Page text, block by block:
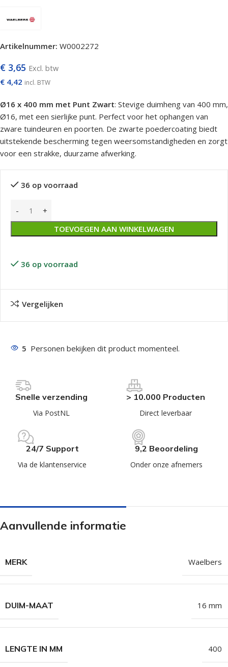
Artikelnummer: W0002272
€ 3,65 Excl. btw
€ 4,42 incl. BTW
Ø16 x 400 mm met Punt Zwart: Stevige duimheng van 400 mm,
Ø16, met een sierlijke punt. Perfect voor het ophangen van
zware tuindeuren en poorten. De zwarte poedercoating biedt
uitstekende bescherming tegen weersomstandigheden en zorgt
voor een strakke, duurzame afwerking.
36 op voorraad
TOEVOEGEN AAN WINKELWAGEN
36 op voorraad
Vergelijken
5 Personen bekijken dit product momenteel.
Snelle verzending
Via PostNL
> 10.000 Producten
Direct leverbaar
24/7 Support
Via de klantenservice
9,2 Beoordeling
Onder onze afnemers
Aanvullende informatie
MERK Waelbers
DUIM-MAAT 16 mm
LENGTE IN MM 400